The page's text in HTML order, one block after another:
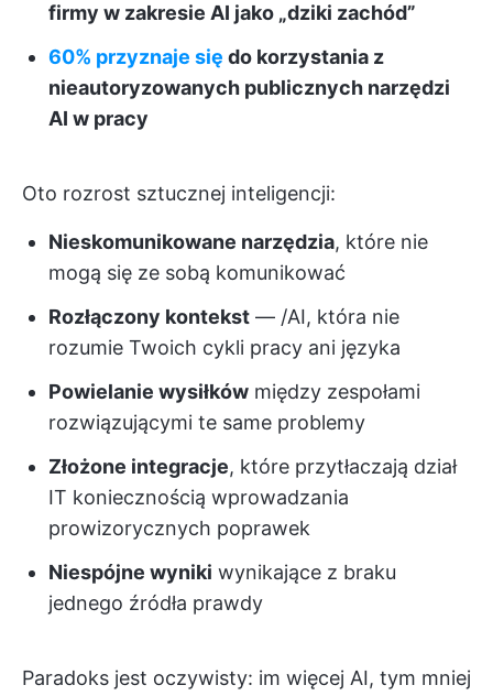
firmy w zakresie AI jako „dziki zachód”
60% przyznaje się do korzystania z
nieautoryzowanych publicznych narzędzi
AI w pracy
Oto rozrost sztucznej inteligencji:
Nieskomunikowane narzędzia, które nie
mogą się ze sobą komunikować
Rozłączony kontekst — /AI, która nie
rozumie Twoich cykli pracy ani języka
Powielanie wysiłków między zespołami
rozwiązującymi te same problemy
Złożone integracje, które przytłaczają dział
IT koniecznością wprowadzania
prowizorycznych poprawek
Niespójne wyniki wynikające z braku
jednego źródła prawdy
Paradoks jest oczywisty: im więcej AI, tym mniej